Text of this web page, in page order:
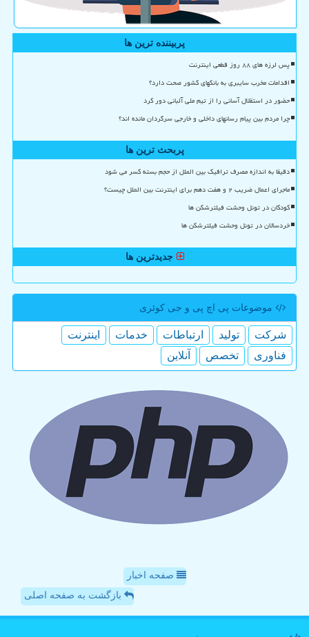
پربیننده ترین ها
پس لرزه های ۸۸ روز قطعی اینترنت
اقدامات مخرب سایبری به بانکهای کشور صحت دارد؟
حضور در استقلال آسانی را از تیم ملی آلبانی دور کرد
چرا مردم بین پیام رسانهای داخلی و خارجی سرگردان مانده اند؟
پربحث ترین ها
دقیقا به اندازه مصرف ترافیک بین الملل از حجم بسته کسر می شود
ماجرای اعمال ضریب ۲ و هفت دهم برای اینترنت بین الملل چیست؟
کودکان در تونل وحشت فیلترشکن ها
خردسالان در تونل وحشت فیلترشکن ها
جدیدترین ها
موضوعات پی اچ پی و جی كوئری
شركت تولید ارتباطات خدمات
اینترنت
فناوری
تخصص آنلاین
صفحه اخبار
بازگشت به صفحه اصلی